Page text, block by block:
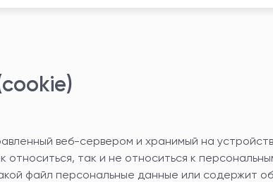
веб-сервером и хранимый на
так и не относиться к
файл персональные данные или содержит